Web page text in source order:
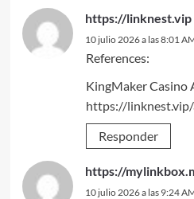
https://linknest.vip
10 julio 2026 a las 8:01
References:
KingMaker Casino
https://
Responder
https://
10 julio 2026 a las 9:24